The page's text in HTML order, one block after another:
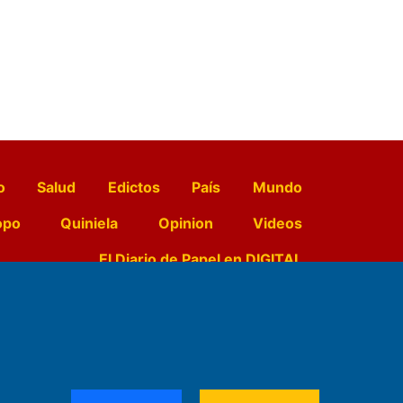
Salud Edictos País
Mundo
Quiniela Opinion
Videos
El Diario de Papel en DIGITAL